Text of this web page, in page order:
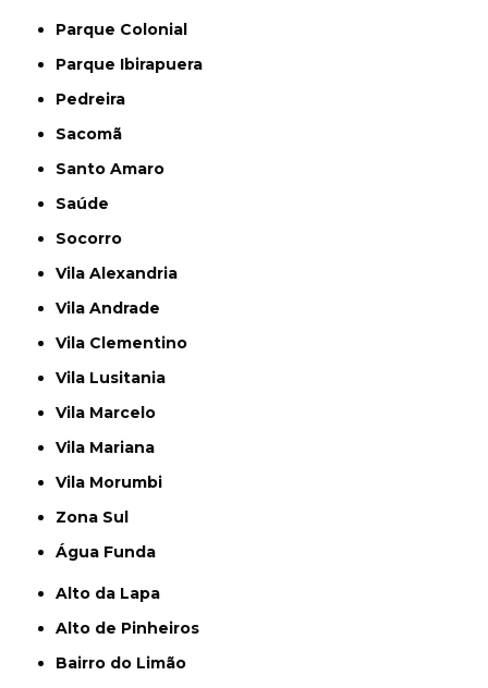
Parque Colonial
Parque Ibirapuera
Pedreira
Sacomã
Santo Amaro
Saúde
Socorro
Vila Alexandria
Vila Andrade
Vila Clementino
Vila Lusitania
Vila Marcelo
Vila Mariana
Vila Morumbi
Zona Sul
Água Funda
Alto da Lapa
Alto de Pinheiros
Bairro do Limão